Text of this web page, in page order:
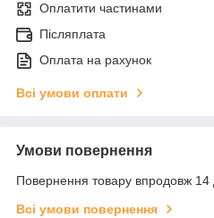
Оплатити частинами
Післяплата
Оплата на рахунок
Всі умови оплати
Умови повернення
Повернення товару впродовж 14
Всі умови повернення